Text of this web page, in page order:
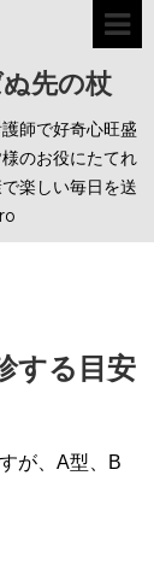
先の杖
師で好奇心旺盛
のお役にたてれ
楽しい毎日を送
する目安
が、A型、B